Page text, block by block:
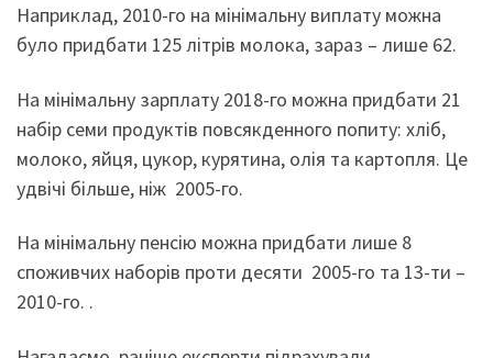
Наприклад, 2010-го на мінімальну виплату можна
було придбати 125 літрів молока, зараз – лише 62.
На мінімальну зарплату 2018-го можна придбати 21
набір семи продуктів повсякденного попиту: хліб,
молоко, яйця, цукор, курятина, олія та картопля. Це
удвічі більше, ніж 2005-го.
На мінімальну пенсію можна придбати лише 8
споживчих наборів проти десяти 2005-го та 13-ти –
2010-го. .